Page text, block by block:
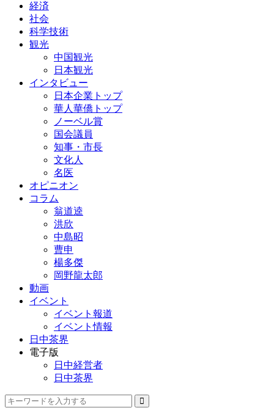
経済
社会
科学技術
観光
中国観光
日本観光
インタビュー
日本企業トップ
華人華僑トップ
ノーベル賞
国会議員
知事・市長
文化人
名医
オピニオン
コラム
翁道逵
洪欣
中島昭
曹申
楊多傑
岡野龍太郎
動画
イベント
イベント報道
イベント情報
日中茶界
電子版
日中経営者
日中茶界